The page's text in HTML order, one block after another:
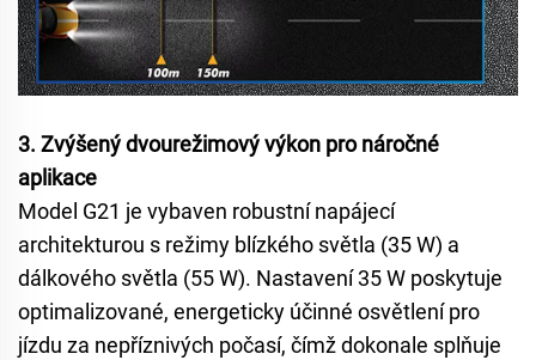
3. Zvýšený dvourežimový výkon pro náročné
aplikace
Model G21 je vybaven robustní napájecí
architekturou s režimy blízkého světla (35 W) a
dálkového světla (55 W). Nastavení 35 W poskytuje
optimalizované, energeticky účinné osvětlení pro
jízdu za nepříznivých počasí, čímž dokonale splňuje